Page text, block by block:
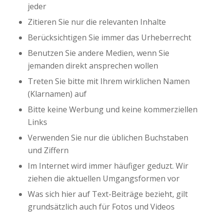
jeder
Zitieren Sie nur die relevanten Inhalte
Berücksichtigen Sie immer das Urheberrecht
Benutzen Sie andere Medien, wenn Sie
jemanden direkt ansprechen wollen
Treten Sie bitte mit Ihrem wirklichen Namen
(Klarnamen) auf
Bitte keine Werbung und keine kommerziellen
Links
Verwenden Sie nur die üblichen Buchstaben
und Ziffern
Im Internet wird immer häufiger geduzt. Wir
ziehen die aktuellen Umgangsformen vor
Was sich hier auf Text-Beiträge bezieht, gilt
grundsätzlich auch für Fotos und Videos